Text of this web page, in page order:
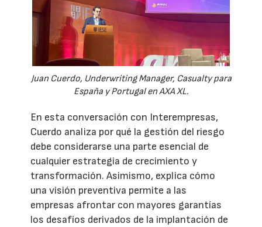
Juan Cuerdo, Underwriting Manager, Casualty para
España y Portugal en AXA XL.
En esta conversación con Interempresas,
Cuerdo analiza por qué la gestión del riesgo
debe considerarse una parte esencial de
cualquier estrategia de crecimiento y
transformación. Asimismo, explica cómo
una visión preventiva permite a las
empresas afrontar con mayores garantías
los desafíos derivados de la implantación de